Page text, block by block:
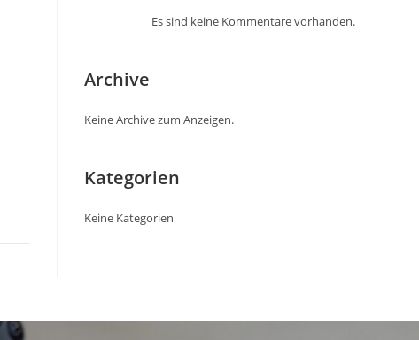
Es sind keine Kommentare vorhanden.
Archive
Keine Archive zum Anzeigen.
Kategorien
Keine Kategorien